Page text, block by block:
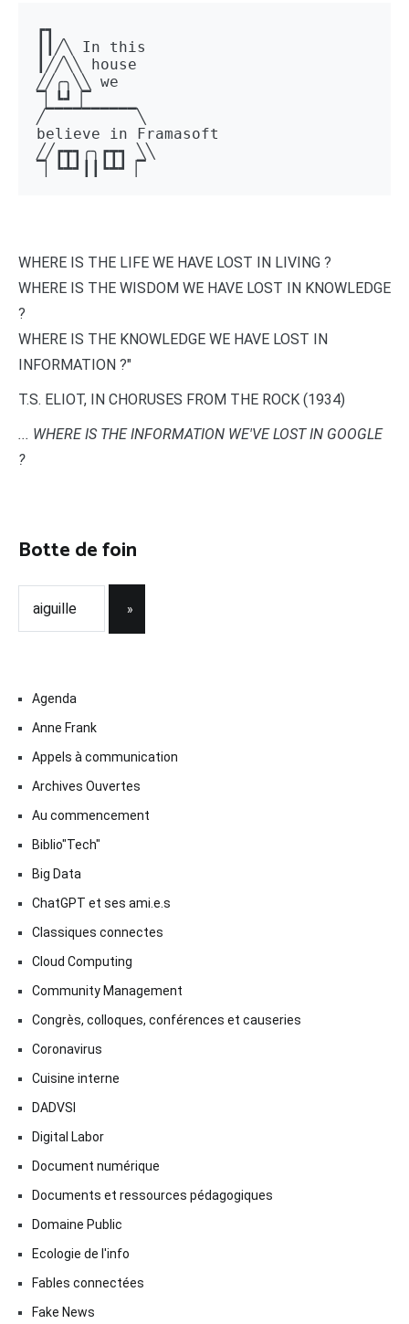
┏┓
┃┃╱╲ In this
┃╱╱╲╲ house
╱╱╭╮╲╲ we
▔▏┗┛▕▔
╱▔▔▔▔▔▔▔▔▔▔╲
believe in Framasoft
╱╱┏┳┓╭╮┏┳┓ ╲╲
▔▏┗┻┛┃┃┗┻┛▕▔
WHERE IS THE LIFE WE HAVE LOST IN LIVING ?
WHERE IS THE WISDOM WE HAVE LOST IN KNOWLEDGE
?
WHERE IS THE KNOWLEDGE WE HAVE LOST IN
INFORMATION ?"
T.S. ELIOT, IN CHORUSES FROM THE ROCK (1934)
... WHERE IS THE INFORMATION WE'VE LOST IN GOOGLE
?
Botte de foin
Agenda
Anne Frank
Appels à communication
Archives Ouvertes
Au commencement
Biblio"Tech"
Big Data
ChatGPT et ses ami.e.s
Classiques connectes
Cloud Computing
Community Management
Congrès, colloques, conférences et causeries
Coronavirus
Cuisine interne
DADVSI
Digital Labor
Document numérique
Documents et ressources pédagogiques
Domaine Public
Ecologie de l'info
Fables connectées
Fake News